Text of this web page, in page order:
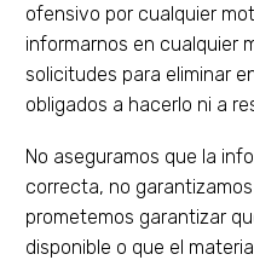
ofensivo por cualquier
informarnos en cualquier
solicitudes para eliminar
obligados a hacerlo ni a
No aseguramos que la
correcta, no
prometemos garantizar
disponible o que el